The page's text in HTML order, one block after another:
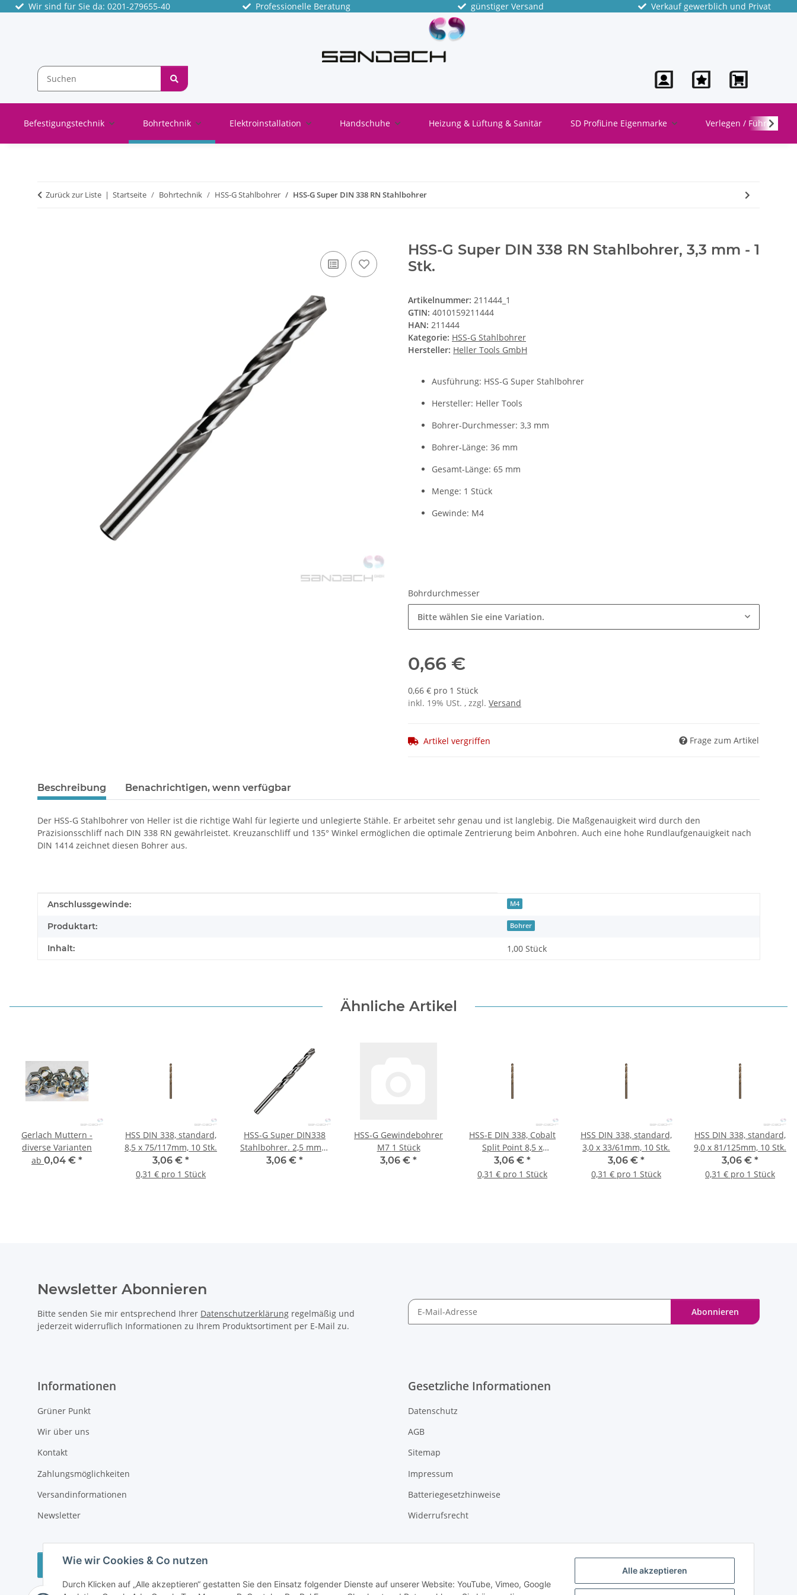
Alle akzeptieren
Wie wir Cookies & Co nutzen
Durch Klicken auf „Alle akzeptieren“ gestatten Sie den Einsatz folgender Dienste auf unserer Website: YouTube, Vimeo, Google
Wir sind für Sie da: 0201-279655-40 Professionelle Beratung günstiger Versand Verkauf gewerblich und Privat
Befestigungstechnik Bohrtechnik Elektroinstallation Handschuhe Heizung & Lüftung & Sanitär SD ProfiLine Eigenmarke Verlegen / Führen
Zurück zur Liste Startseite Bohrtechnik HSS-G Stahlbohrer HSS-G Super DIN 338 RN Stahlbohrer
HSS-G Super DIN 338 RN Stahlbohrer, 3,3 mm - 1
Stk.
Artikelnummer: 211444_1
GTIN: 4010159211444
HAN: 211444
Kategorie: HSS-G Stahlbohrer
Hersteller: Heller Tools GmbH
Ausführung: HSS-G Super Stahlbohrer
Hersteller: Heller Tools
Bohrer-Durchmesser: 3,3 mm
Bohrer-Länge: 36 mm
Gesamt-Länge: 65 mm
Menge: 1 Stück
Gewinde: M4
Bohrdurchmesser
Bitte wählen Sie eine Variation.
0,66 €
0,66 € pro 1 Stück
inkl. 19% USt. , zzgl. Versand
Artikel vergriffen Frage zum Artikel
Beschreibung Benachrichtigen, wenn verfügbar
Der HSS-G Stahlbohrer von Heller ist die richtige Wahl für legierte und unlegierte Stähle. Er arbeitet sehr genau und ist langlebig. Die Maßgenauigkeit wird durch den
Präzisionsschliff nach DIN 338 RN gewährleistet. Kreuzanschliff und 135° Winkel ermöglichen die optimale Zentrierung beim Anbohren. Auch eine hohe Rundlaufgenauigkeit nach
DIN 1414 zeichnet diesen Bohrer aus.
Produkteigenschaft
Wert
Anschlussgewinde: M4
Produktart: Bohrer
Inhalt: 1,00 Stück
Ähnliche Artikel
Gerlach Muttern -
diverse Varianten
ab 0,04 € *
HSS DIN 338, standard,
8,5 x 75/117mm, 10 Stk.
3,06 € *
0,31 € pro 1 Stück
HSS-G Super DIN338
Stahlbohrer. 2,5 mmm
10 Stk
3,06 € *
HSS-G Gewindebohrer
M7 1 Stück
3,06 € *
HSS-E DIN 338, Cobalt
Split Point 8,5 x
75/117mm, 10 Stk.
3,06 € *
0,31 € pro 1 Stück
HSS DIN 338, standard,
3,0 x 33/61mm, 10 Stk.
3,06 € *
0,31 € pro 1 Stück
HSS DIN 338, standard,
9,0 x 81/125mm, 10 Stk.
3,06 € *
0,31 € pro 1 Stück
Newsletter Abonnieren
Bitte senden Sie mir entsprechend Ihrer Datenschutzerklärung regelmäßig und
jederzeit widerruflich Informationen zu Ihrem Produktsortiment per E-Mail zu.
Abonnieren
Informationen
Grüner Punkt
Wir über uns
Kontakt
Zahlungsmöglichkeiten
Versandinformationen
Newsletter
Gesetzliche Informationen
Datenschutz
AGB
Sitemap
Impressum
Batteriegesetzhinweise
Widerrufsrecht
Vertrag widerrufen